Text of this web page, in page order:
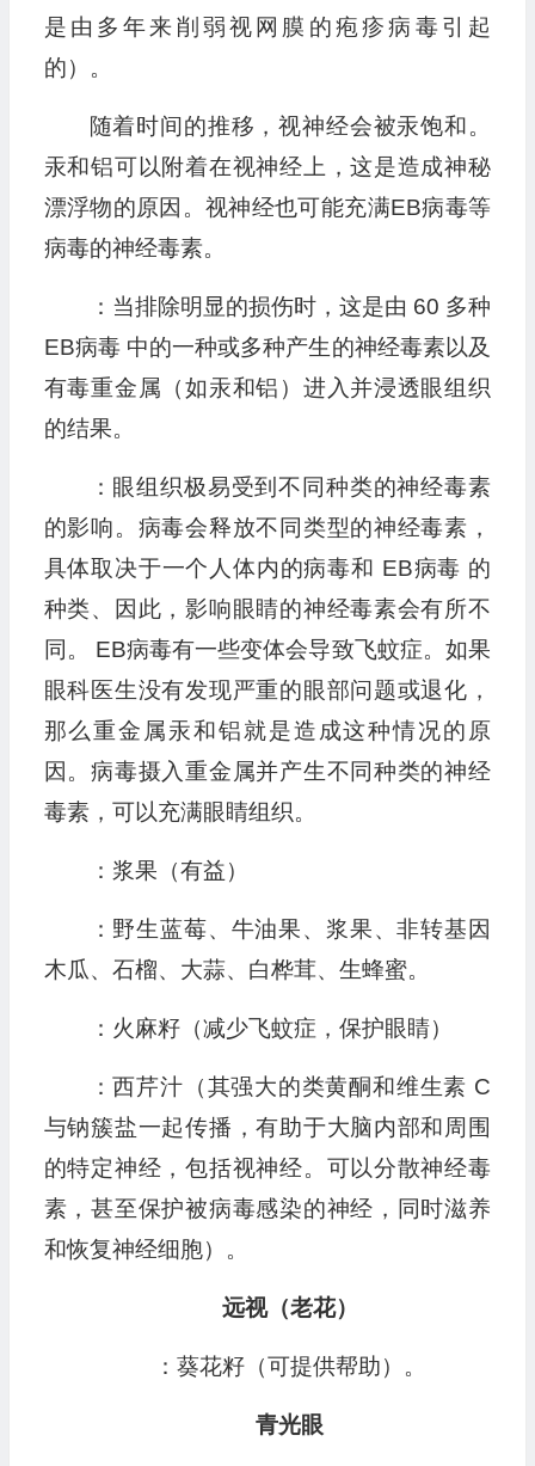
是由多年来削弱视网膜的疱疹病毒引起
的）。
随着时间的推移，视神经会被汞饱和。
汞和铝可以附着在视神经上，这是造成神秘
漂浮物的原因。视神经也可能充满EB病毒等
病毒的神经毒素。
：当排除明显的损伤时，这是由 60 多种
EB病毒 中的一种或多种产生的神经毒素以及
有毒重金属（如汞和铝）进入并浸透眼组织
的结果。
：眼组织极易受到不同种类的神经毒素
的影响。病毒会释放不同类型的神经毒素，
具体取决于一个人体内的病毒和 EB病毒 的
种类、因此，影响眼睛的神经毒素会有所不
同。 EB病毒有一些变体会导致飞蚊症。如果
眼科医生没有发现严重的眼部问题或退化，
那么重金属汞和铝就是造成这种情况的原
因。病毒摄入重金属并产生不同种类的神经
毒素，可以充满眼睛组织。
：浆果（有益）
：野生蓝莓、牛油果、浆果、非转基因
木瓜、石榴、大蒜、白桦茸、生蜂蜜。
：火麻籽（减少飞蚊症，保护眼睛）
：西芹汁（其强大的类黄酮和维生素 C
与钠簇盐一起传播，有助于大脑内部和周围
的特定神经，包括视神经。可以分散神经毒
素，甚至保护被病毒感染的神经，同时滋养
和恢复神经细胞）。
远视（老花）
：葵花籽（可提供帮助）。
青光眼